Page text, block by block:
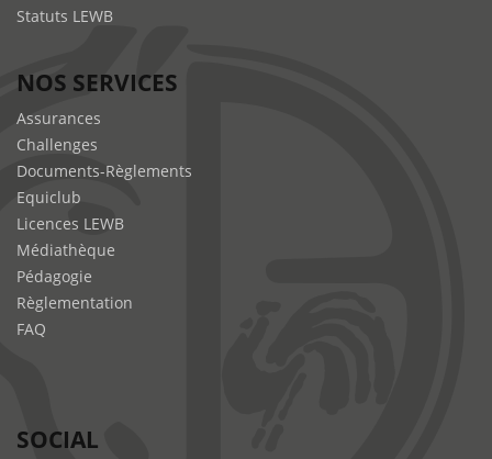
Statuts LEWB
NOS SERVICES
Assurances
Challenges
Documents-Règlements
Equiclub
Licences LEWB
Médiathèque
Pédagogie
Règlementation
FAQ
SOCIAL